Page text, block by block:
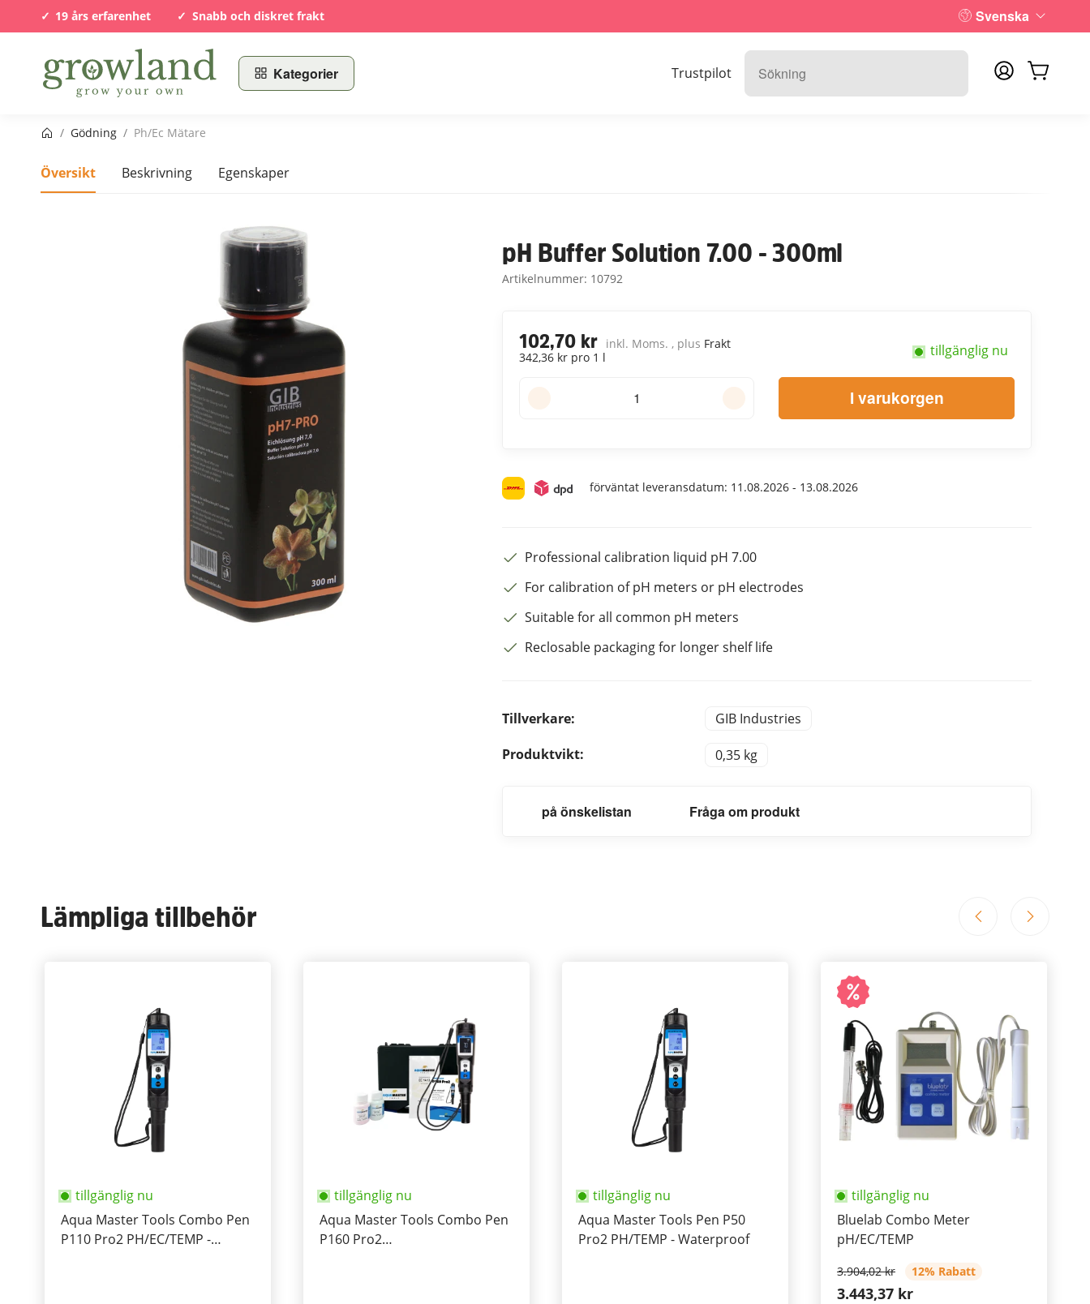
19 års erfarenhet Snabb och diskret frakt Svenska
Kategorier Trustpilot
Startsida
/ Gödning / Ph/Ec Mätare
Översikt Beskrivning Egenskaper
pH Buffer Solution 7.00 - 300ml
Artikelnummer: 10792
102,70 kr inkl. Moms. , plus Frakt
342,36 kr pro 1 l
tillgänglig nu
I varukorgen
förväntat leveransdatum: 11.08.2026 - 13.08.2026
Professional calibration liquid pH 7.00
For calibration of pH meters or pH electrodes
Suitable for all common pH meters
Reclosable packaging for longer shelf life
Tillverkare:
GIB Industries
Produktvikt:
0,35 kg
på önskelistan Fråga om produkt
Lämpliga tillbehör
tillgänglig nu
Aqua Master Tools Combo Pen
P110 Pro2 PH/EC/TEMP -
tillgänglig nu
Aqua Master Tools Combo Pen
P160 Pro2
tillgänglig nu
Aqua Master Tools Pen P50
Pro2 PH/TEMP - Waterproof
tillgänglig nu
Bluelab Combo Meter
pH/EC/TEMP
3.904,02 kr 12% Rabatt
3.443,37 kr